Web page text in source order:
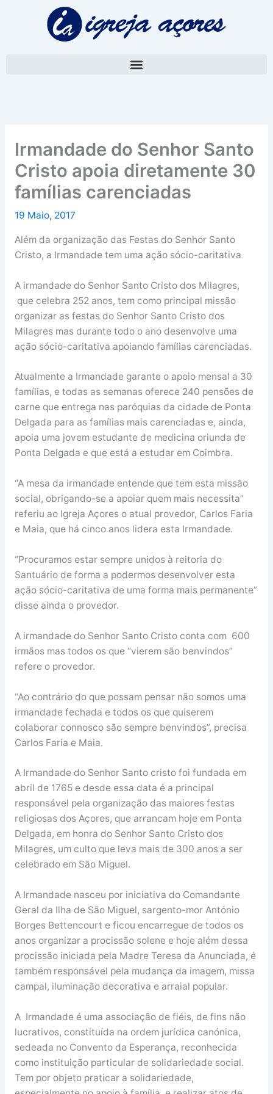
Irmandade do Senhor Santo
Cristo apoia diretamente 30
famílias carenciadas
19 Maio, 2017
Além da organização das Festas do Senhor Santo
Cristo, a Irmandade tem uma ação sócio-caritativa
A irmandade do Senhor Santo Cristo dos Milagres,
que celebra 252 anos, tem como principal missão
organizar as festas do Senhor Santo Cristo dos
Milagres mas durante todo o ano desenvolve uma
ação sócio-caritativa apoiando famílias carenciadas.
Atualmente a Irmandade garante o apoio mensal a 30
famílias, e todas as semanas oferece 240 pensões de
carne que entrega nas paróquias da cidade de Ponta
Delgada para as famílias mais carenciadas e, ainda,
apoia uma jovem estudante de medicina oriunda de
Ponta Delgada e que está a estudar em Coimbra.
“A mesa da irmandade entende que tem esta missão
social, obrigando-se a apoiar quem mais necessita”
referiu ao Igreja Açores o atual provedor, Carlos Faria
e Maia, que há cinco anos lidera esta Irmandade.
“Procuramos estar sempre unidos à reitoria do
Santuário de forma a podermos desenvolver esta
ação sócio-caritativa de uma forma mais permanente”
disse ainda o provedor.
A irmandade do Senhor Santo Cristo conta com 600
irmãos mas todos os que “vierem são benvindos”
refere o provedor.
“Ao contrário do que possam pensar não somos uma
irmandade fechada e todos os que quiserem
colaborar connosco são sempre benvindos”, precisa
Carlos Faria e Maia.
A Irmandade do Senhor Santo cristo foi fundada em
abril de 1765 e desde essa data é a principal
responsável pela organização das maiores festas
religiosas dos Açores, que arrancam hoje em Ponta
Delgada, em honra do Senhor Santo Cristo dos
Milagres, um culto que leva mais de 300 anos a ser
celebrado em São Miguel.
A Irmandade nasceu por iniciativa do Comandante
Geral da Ilha de São Miguel, sargento-mor António
Borges Bettencourt e ficou encarregue de todos os
anos organizar a procissão solene e hoje além dessa
procissão iniciada pela Madre Teresa da Anunciada, é
também responsável pela mudança da imagem, missa
campal, iluminação decorativa e arraial popular.
A Irmandade é uma associação de fiéis, de fins não
lucrativos, constituída na ordem jurídica canónica,
sedeada no Convento da Esperança, reconhecida
como instituição particular de solidariedade social.
Tem por objeto praticar a solidariedade,